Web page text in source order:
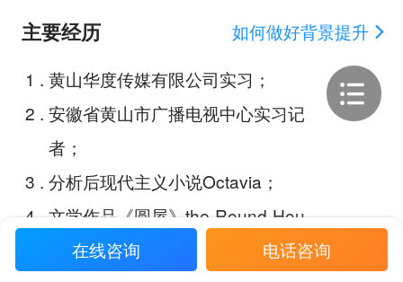
主要经历
如何做好背景提升
1 . 黄山华度传媒有限公司实习；
2 . 安徽省黄山市广播电视中心实习记
者；
3 . 分析后现代主义小说Octavia；
4
文学作品《圆屋》the Round Hou
se 中的文化冲突分析；
在线咨询 电话咨询